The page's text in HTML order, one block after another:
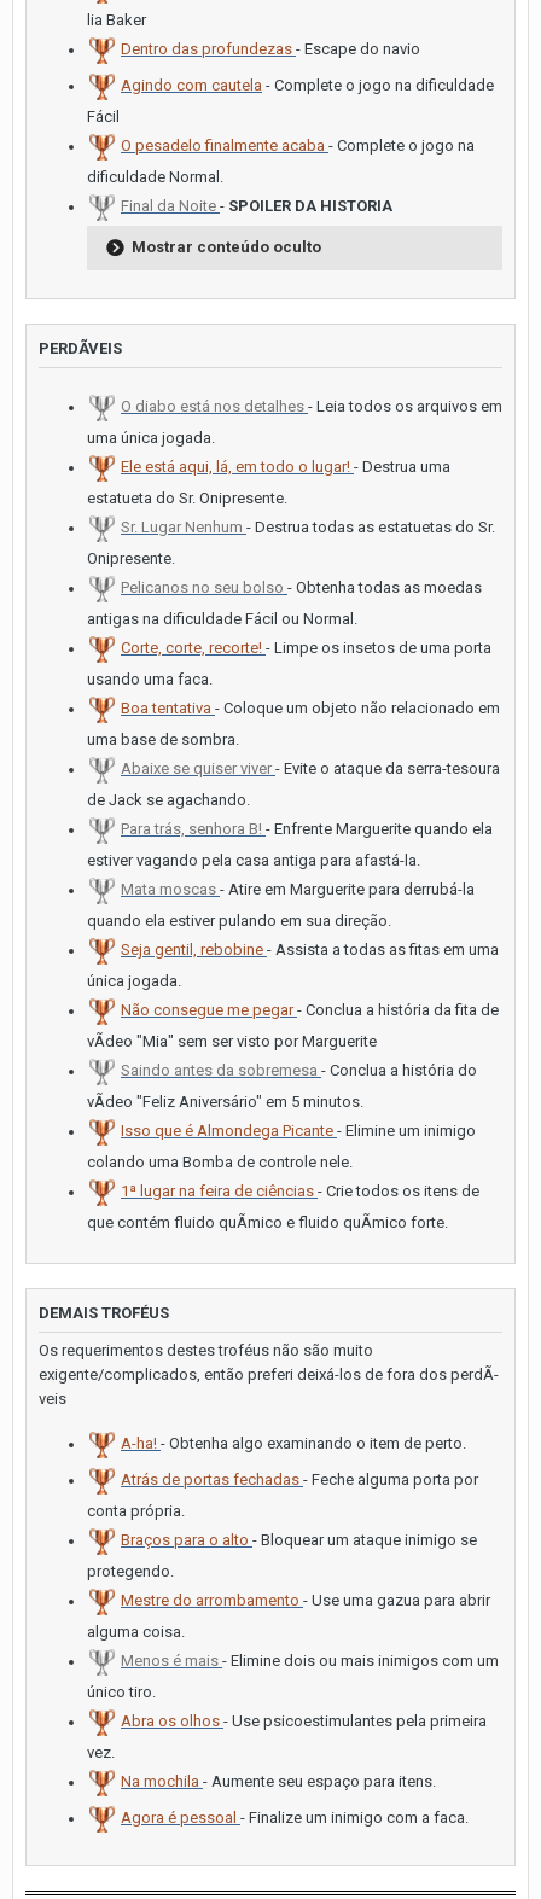
lia Baker
Dentro das profundezas - Escape do navio
Agindo com cautela - Complete o jogo na dificuldade
Fácil
O pesadelo finalmente acaba - Complete o jogo na
dificuldade Normal.
Final da Noite - SPOILER DA HISTORIA
Mostrar conteúdo oculto
PERDÃVEIS
O diabo está nos detalhes - Leia todos os arquivos em
uma única jogada.
Ele está aqui, lá, em todo o lugar! - Destrua uma
estatueta do Sr. Onipresente.
Sr. Lugar Nenhum - Destrua todas as estatuetas do Sr.
Onipresente.
Pelicanos no seu bolso - Obtenha todas as moedas
antigas na dificuldade Fácil ou Normal.
Corte, corte, recorte! - Limpe os insetos de uma porta
usando uma faca.
Boa tentativa - Coloque um objeto não relacionado em
uma base de sombra.
Abaixe se quiser viver - Evite o ataque da serra-tesoura
de Jack se agachando.
Para trás, senhora B! - Enfrente Marguerite quando ela
estiver vagando pela casa antiga para afastá-la.
Mata moscas - Atire em Marguerite para derrubá-la
quando ela estiver pulando em sua direção.
Seja gentil, rebobine - Assista a todas as fitas em uma
única jogada.
Não consegue me pegar- Conclua a história da fita de
vÃ­deo "Mia" sem ser visto por Marguerite
Saindo antes da sobremesa - Conclua a história do
vÃ­deo "Feliz Aniversário" em 5 minutos.
Isso que é Almondega Picante - Elimine um inimigo
colando uma Bomba de controle nele.
1ª lugar na feira de ciências - Crie todos os itens de
que contém fluido quÃ­mico e fluido quÃ­mico forte.
DEMAIS TROFÉUS
Os requerimentos destes troféus não são muito
exigente/complicados, então preferi deixá-los de fora dos perdÃ­
veis
A-ha! - Obtenha algo examinando o item de perto.
Atrás de portas fechadas - Feche alguma porta por
conta própria.
Braços para o alto - Bloquear um ataque inimigo se
protegendo.
Mestre do arrombamento - Use uma gazua para abrir
alguma coisa.
Menos é mais - Elimine dois ou mais inimigos com um
único tiro.
Abra os olhos - Use psicoestimulantes pela primeira
vez.
Na mochila - Aumente seu espaço para itens.
Agora é pessoal - Finalize um inimigo com a faca.